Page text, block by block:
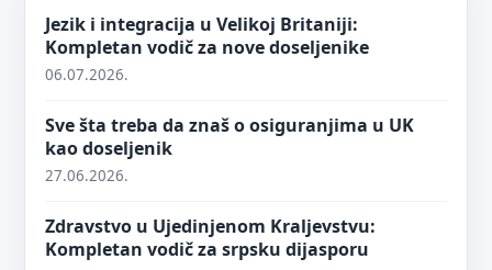
Jezik i integracija u Velikoj Britaniji:
Kompletan vodič za nove doseljenike
06.07.2026.
Sve šta treba da znaš o osiguranjima u UK
kao doseljenik
27.06.2026.
Zdravstvo u Ujedinjenom Kraljevstvu:
Kompletan vodič za srpsku dijasporu